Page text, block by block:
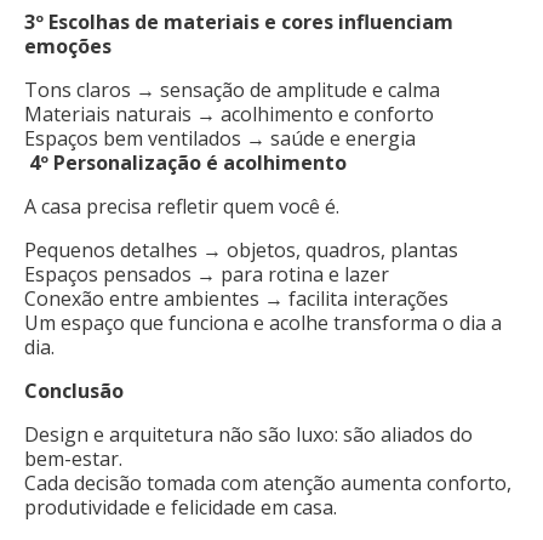
3º Escolhas de materiais e cores influenciam
emoções
Tons claros → sensação de amplitude e calma
Materiais naturais → acolhimento e conforto
Espaços bem ventilados → saúde e energia
4º Personalização é acolhimento
A casa precisa refletir quem você é.
Pequenos detalhes → objetos, quadros, plantas
Espaços pensados → para rotina e lazer
Conexão entre ambientes → facilita interações
Um espaço que funciona e acolhe transforma o dia a
dia.
Conclusão
Design e arquitetura não são luxo: são aliados do
bem-estar.
Cada decisão tomada com atenção aumenta conforto,
produtividade e felicidade em casa.